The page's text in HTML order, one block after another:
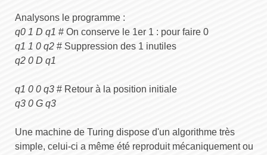
Analysons le programme :
q0 1 D q1 # On conserve le 1er 1 : pour faire 0
q1 1 0 q2 # Suppression des 1 inutiles
q2 0 D q1
q1 0 0 q3 # Retour à la position initiale
q3 0 G q3
Une machine de Turing dispose d'un algorithme très
simple, celui-ci a même été reproduit mécaniquement ou